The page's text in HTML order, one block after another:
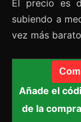
El precio es
subiendo a
vez más
Añade el
de la